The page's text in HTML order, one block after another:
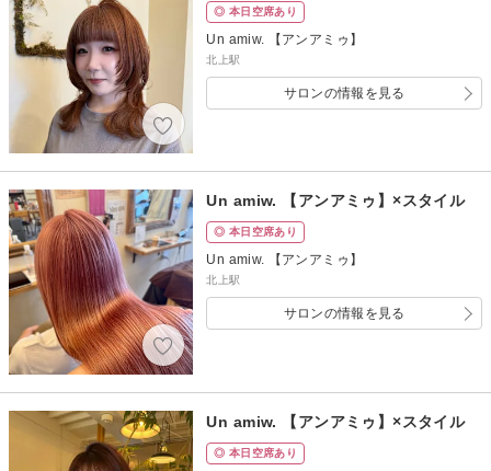
◎ 本日空席あり
Un amiw. 【アンアミゥ】
北上駅
サロンの情報を見る
Un amiw. 【アンアミゥ】×スタイル
◎ 本日空席あり
Un amiw. 【アンアミゥ】
北上駅
サロンの情報を見る
Un amiw. 【アンアミゥ】×スタイル
◎ 本日空席あり